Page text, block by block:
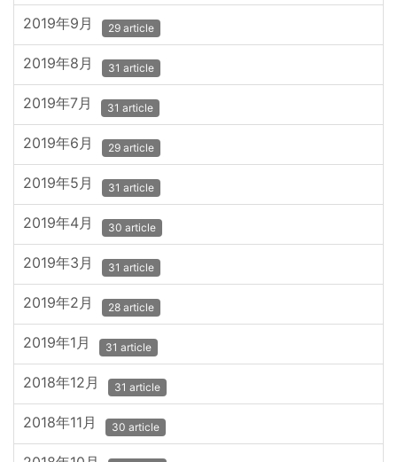
2019年9月 29 article
2019年8月 31 article
2019年7月 31 article
2019年6月 29 article
2019年5月 31 article
2019年4月 30 article
2019年3月 31 article
2019年2月 28 article
2019年1月 31 article
2018年12月 31 article
2018年11月 30 article